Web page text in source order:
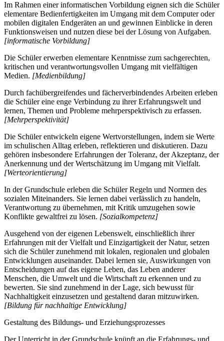
Im Rahmen einer informatischen Vorbildung eignen sich die Schüler
elementare Bedienfertigkeiten im Umgang mit dem Computer oder
mobilen digitalen Endgeräten an und gewinnen Einblicke in deren
Funktionsweisen und nutzen diese bei der Lösung von Aufgaben.
[informatische Vorbildung]
Die Schüler erwerben elementare Kenntnisse zum sachgerechten,
kritischen und verantwortungsvollen Umgang mit vielfältigen
Medien. [Medienbildung]
Durch fachübergreifendes und fächerverbindendes Arbeiten erleben
die Schüler eine enge Verbindung zu ihrer Erfahrungswelt und
lernen, Themen und Probleme mehrperspektivisch zu erfassen.
[Mehrperspektivität]
Die Schüler entwickeln eigene Wertvorstellungen, indem sie Werte
im schulischen Alltag erleben, reflektieren und diskutieren. Dazu
gehören insbesondere Erfahrungen der Toleranz, der Akzeptanz, der
Anerkennung und der Wertschätzung im Umgang mit Vielfalt.
[Werteorientierung]
In der Grundschule erleben die Schüler Regeln und Normen des
sozialen Miteinanders. Sie lernen dabei verlässlich zu handeln,
Verantwortung zu übernehmen, mit Kritik umzugehen sowie
Konflikte gewaltfrei zu lösen. [Sozialkompetenz]
Ausgehend von der eigenen Lebenswelt, einschließlich ihrer
Erfahrungen mit der Vielfalt und Einzigartigkeit der Natur, setzen
sich die Schüler zunehmend mit lokalen, regionalen und globalen
Entwicklungen auseinander. Dabei lernen sie, Auswirkungen von
Entscheidungen auf das eigene Leben, das Leben anderer
Menschen, die Umwelt und die Wirtschaft zu erkennen und zu
bewerten. Sie sind zunehmend in der Lage, sich bewusst für
Nachhaltigkeit einzusetzen und gestaltend daran mitzuwirken.
[Bildung für nachhaltige Entwicklung]
Gestaltung des Bildungs- und Erziehungsprozesses